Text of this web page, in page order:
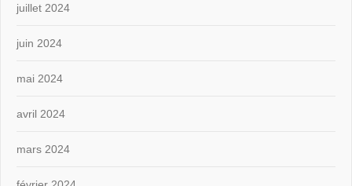
juillet 2024
juin 2024
mai 2024
avril 2024
mars 2024